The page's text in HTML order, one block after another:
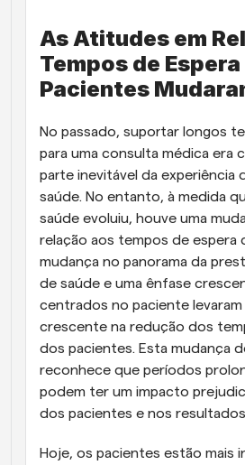
As Atitudes em
Tempos de
Pacientes
No passado, suportar longos
para uma consulta médica era
parte inevitável da experiência
saúde. No entanto, à medida
saúde evoluiu, houve uma
relação aos tempos de espera
mudança no panorama da
de saúde e uma ênfase
centrados no paciente
crescente na redução dos
dos pacientes. Esta mudança
reconhece que períodos
podem ter um impacto
dos pacientes e nos
Hoje, os pacientes estão mais